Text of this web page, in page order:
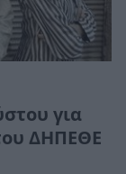
για
ΔΗΠΕΘΕ